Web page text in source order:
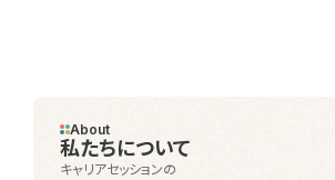
About
私たちについて
キャリアセッションの